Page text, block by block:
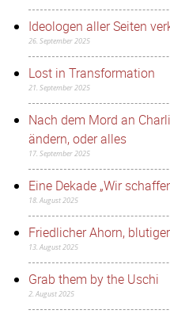
Ideologen aller Seiten
26. September 2025
Lost in Transformation
21. September 2025
Nach dem Mord an
ändern, oder alles
17. September 2025
Eine Dekade „Wir
18. August 2025
Friedlicher Ahorn,
13. August 2025
Grab them by the Uschi
2. August 2025